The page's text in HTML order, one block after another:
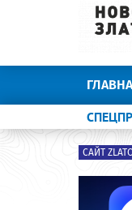
САЙТ